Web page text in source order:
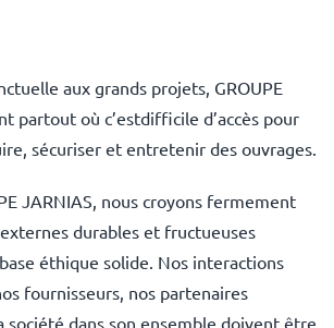
aux grands projets, GROUPE
partout où c’estdifficile d’accès pour
sécuriser et entretenir des ouvrages.
JARNIAS, nous croyons fermement
durables et fructueuses
éthique solide. Nos interactions
fournisseurs, nos partenaires
société dans son ensemble doivent être